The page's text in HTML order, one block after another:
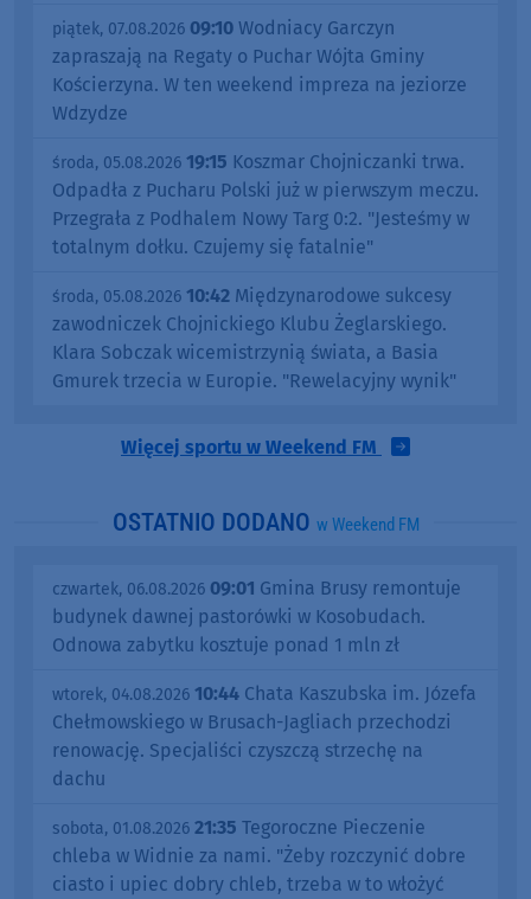
piątek, 07.08.2026 09:10 Wodniacy Garczyn
zapraszają na Regaty o Puchar Wójta Gminy
Kościerzyna. W ten weekend impreza na jeziorze
Wdzydze
środa, 05.08.2026 19:15 Koszmar Chojniczanki trwa.
Odpadła z Pucharu Polski już w pierwszym meczu.
Przegrała z Podhalem Nowy Targ 0:2. "Jesteśmy w
totalnym dołku. Czujemy się fatalnie"
środa, 05.08.2026 10:42 Międzynarodowe sukcesy
zawodniczek Chojnickiego Klubu Żeglarskiego.
Klara Sobczak wicemistrzynią świata, a Basia
Gmurek trzecia w Europie. "Rewelacyjny wynik"
Więcej sportu w Weekend FM
OSTATNIO DODANO w Weekend FM
czwartek, 06.08.2026 09:01 Gmina Brusy remontuje
budynek dawnej pastorówki w Kosobudach.
Odnowa zabytku kosztuje ponad 1 mln zł
wtorek, 04.08.2026 10:44 Chata Kaszubska im. Józefa
Chełmowskiego w Brusach-Jagliach przechodzi
renowację. Specjaliści czyszczą strzechę na
dachu
sobota, 01.08.2026 21:35 Tegoroczne Pieczenie
chleba w Widnie za nami. "Żeby rozczynić dobre
ciasto i upiec dobry chleb, trzeba w to włożyć